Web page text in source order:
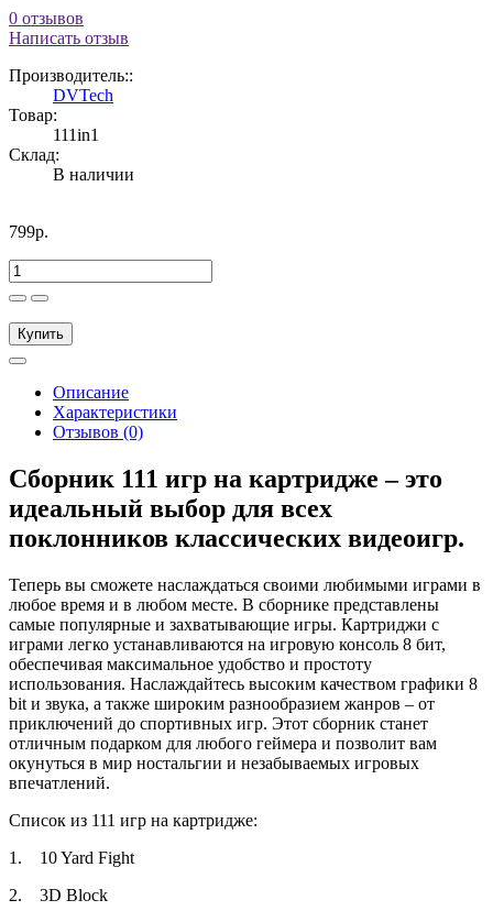
0 отзывов
Написать отзыв
Производитель::
DVTech
Товар:
111in1
Склад:
В наличии
799р.
Купить
Описание
Характеристики
Отзывов (0)
Сборник 111 игр на картридже – это
идеальный выбор для всех
поклонников классических видеоигр.
Теперь вы сможете наслаждаться своими любимыми играми в
любое время и в любом месте. В сборнике представлены
самые популярные и захватывающие игры. Картриджи с
играми легко устанавливаются на игровую консоль 8 бит,
обеспечивая максимальное удобство и простоту
использования. Наслаждайтесь высоким качеством графики 8
bit и звука, а также широким разнообразием жанров – от
приключений до спортивных игр. Этот сборник станет
отличным подарком для любого геймера и позволит вам
окунуться в мир ностальгии и незабываемых игровых
впечатлений.
Список из 111 игр на картридже:
1. 10 Yard Fight
2. 3D Block